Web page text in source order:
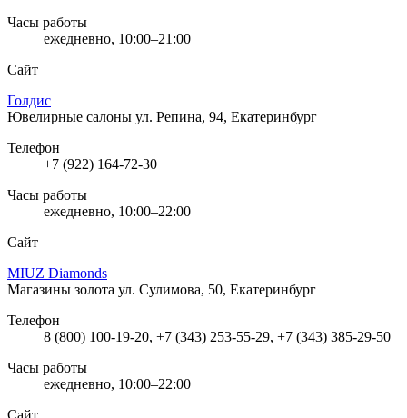
Часы работы
ежедневно, 10:00–21:00
Сайт
Голдис
Ювелирные салоны ул. Репина, 94, Екатеринбург
Телефон
+7 (922) 164-72-30
Часы работы
ежедневно, 10:00–22:00
Сайт
MIUZ Diamonds
Магазины золота ул. Сулимова, 50, Екатеринбург
Телефон
8 (800) 100-19-20, +7 (343) 253-55-29, +7 (343) 385-29-50
Часы работы
ежедневно, 10:00–22:00
Сайт